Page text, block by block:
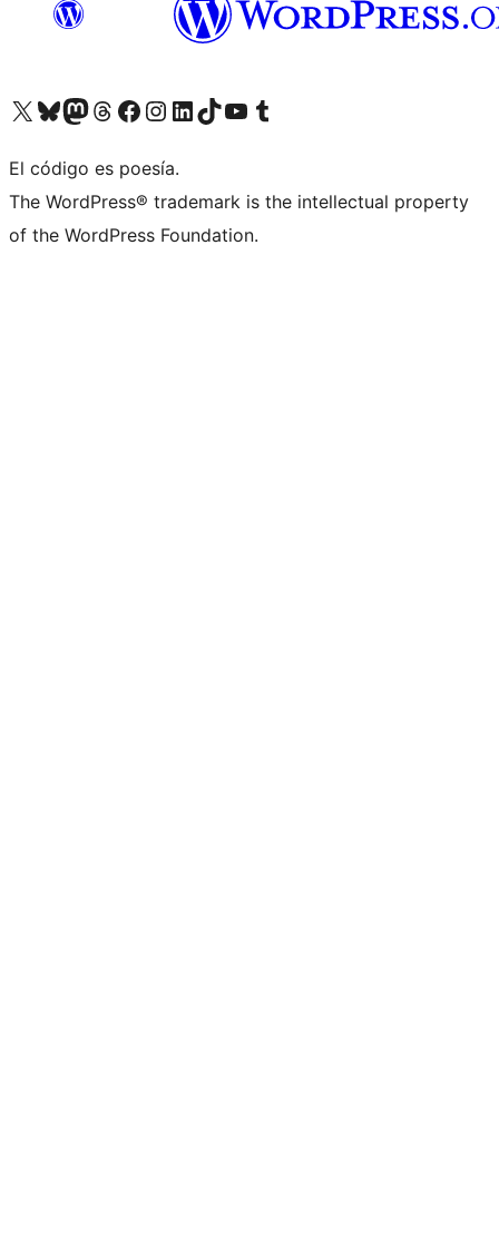
Visita nuestra cuenta de X (anteriormente Twitter)
Visita nuestra cuenta de Bluesky
Visita nuestra cuenta de Mastodon
Visita nuestra cuenta de Threads
Visita nuestra página de Facebook
Visita nuestra cuenta de Instagram
Visita nuestra cuenta de LinkedIn
Visita nuestra cuenta de TikTok
Visita nuestro canal de YouTube
Visita nuestra cuenta de Tumblr
El código es poesía.
The WordPress® trademark is the intellectual property
of the WordPress Foundation.